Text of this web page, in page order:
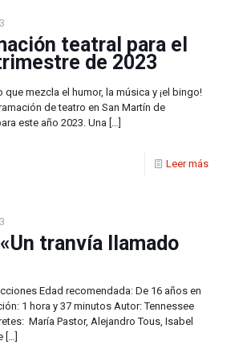
teatral para el
de 2023
que mezcla el humor, la música y ¡el bingo!
de teatro en San Martín de
este año 2023. Una […]
Leer más
tranvía llamado
Edad recomendada: De 16 años en
1 hora y 37 minutos Autor: Tennessee
María Pastor, Alejandro Tous, Isabel
[…]